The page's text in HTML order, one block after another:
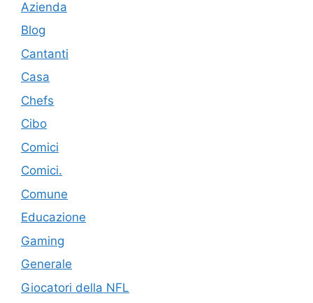
Azienda
Blog
Cantanti
Casa
Chefs
Cibo
Comici
Comici.
Comune
Educazione
Gaming
Generale
Giocatori della NFL